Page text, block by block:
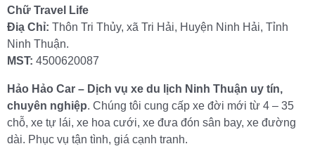
Chữ Travel Life
Điạ Chỉ: Thôn Tri Thủy, xã Tri Hải, Huyện Ninh Hải, Tỉnh
Ninh Thuận.
MST: 4500620087
Hảo Hảo Car – Dịch vụ xe du lịch Ninh Thuận uy tín,
chuyên nghiệp. Chúng tôi cung cấp xe đời mới từ 4 – 35
chỗ, xe tự lái, xe hoa cưới, xe đưa đón sân bay, xe đường
dài. Phục vụ tận tình, giá cạnh tranh.